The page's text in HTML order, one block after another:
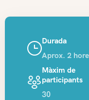
Durada
Aprox. 2
Màxim de
participants
30